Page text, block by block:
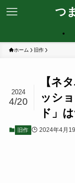
つ
ホーム 旧作
【ネ
ッシ
ド」
2024
4/20
旧作 2024年4月